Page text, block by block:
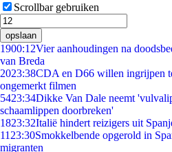
Scrollbar gebruiken
opslaan
1900:12Vier aanhoudingen na
van Breda
2023:38CDA en D66 willen ingrijpen
ongemerkt filmen
5423:34Dikke Van Dale neemt
schaamlippen doorbreken'
1823:32Italië hindert reizigers uit
11 23:30Smokkelbende opgerold in
migranten